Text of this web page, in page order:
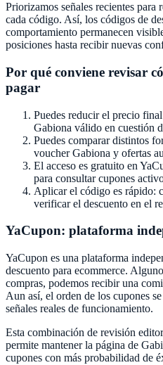
Priorizamos señales recientes para
cada código. Así, los códigos de
comportamiento permanecen
posiciones hasta recibir nuevas
Por qué conviene revisar
pagar
Puedes reducir el precio
Gabiona válido en cuestión
Puedes comparar distintos
voucherGabiona y ofertas
El acceso es gratuito en
para consultar cupones
Aplicar el código es rápido:
verificar el descuento en el
YaCupon: plataforma
YaCupon es una plataforma
descuento para ecommerce.
compras, podemos recibir una
Aun así, el orden de los cupones
señales reales de funcionamiento.
Esta combinación de revisión
permite mantener la página de
cupones con más probabilidad de